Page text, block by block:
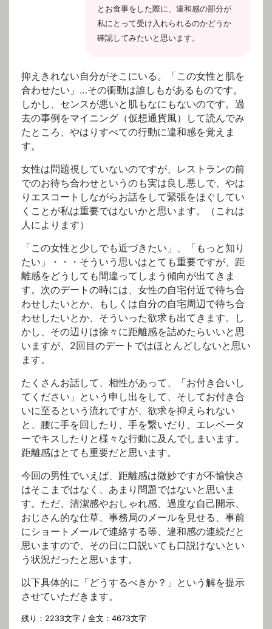
とお食事をした際に、違和感の部分が
私にとって受け入れられるのかどうか
確認してみたいと思います。
抑えきれない自分がそこにいる。「この女性と肌を
合わせたい」…その衝動は誰しもがあるものです。
しかし、センスが悪いと肌もなにもないのです。過
去の事例をマイニング（仮想通貨風）して読んでみ
たところ、やはりすべての行動に違和感を覚えま
す。
女性は問題視していないのですが、レストランの前
でのお待ち合わせというのも実は良し悪しで、やは
りエスコートしながらお話をして緊張をほぐしてい
くことが私は重要ではないかと思います。（これは
人によります）
「この女性と少しでも近づきたい」、「もっと知り
たい」・・・そういう思いはとても重要ですが、距
離感をどうしても間違ってしまう傾向が出てきま
す。次のデートの時には、女性の自宅付近で待ち合
わせしたいとか、もしくは自分の自宅周辺で待ち合
わせしたいとか、そういった欲求も出てきます。し
かし、その辺りは徐々に距離感を詰めたらいいと思
いますが、2回目のデートではほとんどしないと思い
ます。
たくさんお話して、相性があって、「お付き合いし
てください」という申し出をして、そしてお付き合
いに至るという流れですが、欲求を抑えられない
と、腰に手を回したり、手を繋いだり、エレベータ
ーでキスしたりと様々な行動に及んでしまいます。
距離感はとても重要だと思います。
今回の男性でいえば、距離感は微妙ですが不愉快さ
はそこまではなく、あまり問題ではないと思いま
す。ただ、清潔感やおしゃれ感、過度な自己開示、
おじさん的な仕草、事務局のメールを見せる、事前
にショートメールで連絡する等、違和感の連続だと
思いますので、その日に口説いても口説けないとい
う状況だったと思います。
以下具体的に「どうするべきか？」という解を提示
させていただきます。
残り：2233文字 / 全文：4673文字